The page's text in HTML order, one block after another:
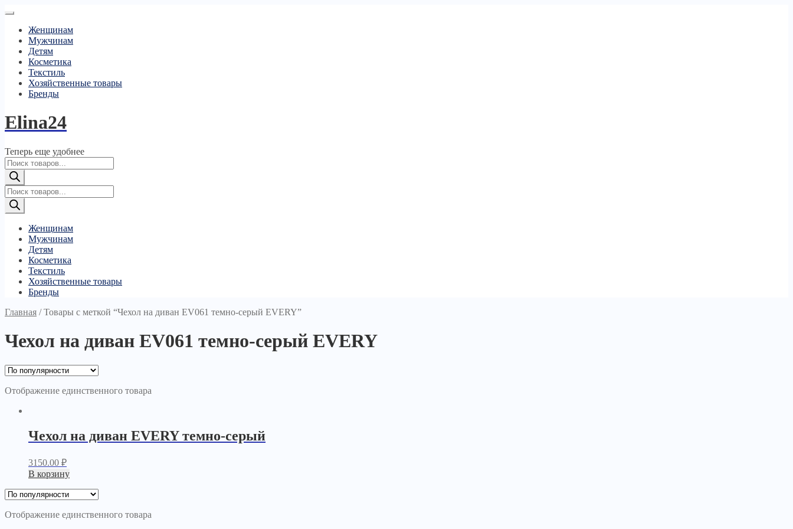
Женщинам
Мужчинам
Детям
Косметика
Текстиль
Хозяйственные товары
Бренды
Elina24
Теперь еще удобнее
Поиск
товаров
Поиск
товаров
Женщинам
Мужчинам
Детям
Косметика
Текстиль
Хозяйственные товары
Бренды
Главная /Товары с меткой “Чехол на диван EV061 темно-серый EVERY”
Чехол на диван EV061 темно-серый EVERY
Отображение единственного товара
Чехол на диван EVERY темно-серый
3150.00 ₽
В корзину
Отображение единственного товара